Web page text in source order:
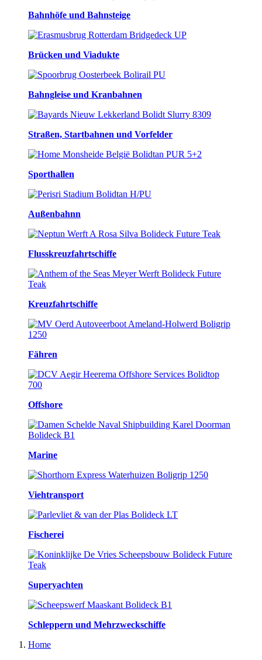
Bahnhöfe und Bahnsteige
Brücken und Viadukte
Bahngleise und Kranbahnen
Straßen, Startbahnen und Vorfelder
Sporthallen
Außenbahnn
Flusskreuzfahrtschiffe
Kreuzfahrtschiffe
Fähren
Offshore
Marine
Viehtransport
Fischerei
Superyachten
Schleppern und Mehrzweckschiffe
Home